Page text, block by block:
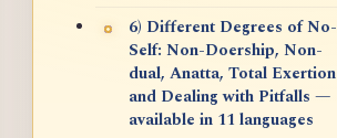
6) Different Degrees of No-
Self: Non-Doership, Non-
dual, Anatta, Total Exertion
and Dealing with Pitfalls —
available in 11 languages